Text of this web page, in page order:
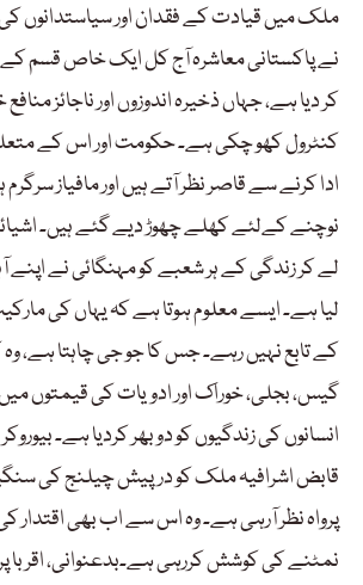
ملک میں قیادت کے فقدان اور سیاستدانوں
نے پاکستانی معاشرہ آج کل ایک خاص قسم
کر دیا ہے، جہاں ذخیرہ اندوزوں اور ناجائز
کنٹرول کھو چکی ہے۔ حکومت اور اس کے
ادا کرنے سے قاصر نظر آتے ہیں اور مافیاز سرگرم
نوچنے کےلئے کھلے چھوڑ دیے گئے ہیں۔
لے کر زندگی کے ہر شعبے کو مہنگائی نے
لیا ہے۔ ایسے معلوم ہوتا ہے کہ یہاں کی
کے تابع نہیں رہے۔ جس کا جو جی چاہتا ہے، وہ
گیس، بجلی، خوراک اور ادویات کی قیمتوں
انسانوں کی زندگیوں کو دوبھر کردیا ہے۔
قابض اشرافیہ ملک کو درپیش چیلنج کی
پرواہ نظر آرہی ہے۔ وہ اس سے اب بھی اقتدار
نمٹنے کی کوشش کررہی ہے۔بدعنوانی، اقربا